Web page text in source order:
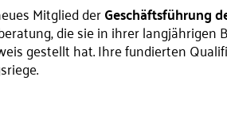
Mitglied derGeschäftsführung
die sie in ihrer langjährigen
gestellt hat. Ihre fundierten